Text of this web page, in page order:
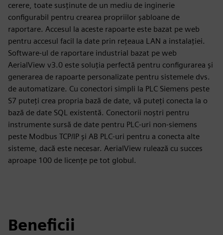
cerere, toate susținute de un mediu de inginerie
configurabil pentru crearea propriilor șabloane de
raportare. Accesul la aceste rapoarte este bazat pe web
pentru accesul facil la date prin rețeaua LAN a instalației.
Software-ul de raportare industrial bazat pe web
AerialView v3.0 este soluția perfectă pentru configurarea și
generarea de rapoarte personalizate pentru sistemele dvs.
de automatizare. Cu conectori simpli la PLC Siemens peste
S7 puteți crea propria bază de date, vă puteți conecta la o
bază de date SQL existentă. Conectorii noștri pentru
instrumente sursă de date pentru PLC-uri non-siemens
peste Modbus TCP/IP și AB PLC-uri pentru a conecta alte
sisteme, dacă este necesar. AerialView rulează cu succes
aproape 100 de licențe pe tot globul.
Beneficii